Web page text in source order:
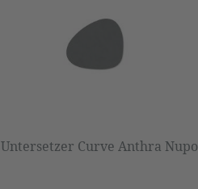
Untersetzer Curve Anthra Nupo